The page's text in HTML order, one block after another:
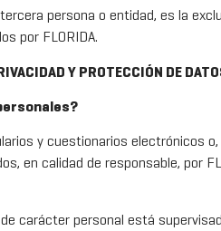
persona o entidad, es la
por FLORIDA.
Y PROTECCIÓN DE
y cuestionarios electrónicos
calidad de responsable, por
carácter personal está